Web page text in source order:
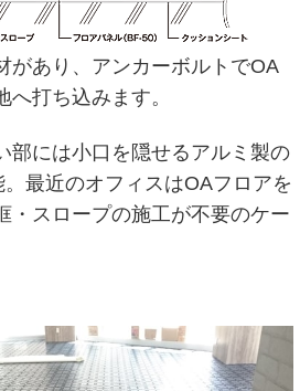
があり、アンカーボルトでOA
打ち込みます。
部には小口を隠せるアルミ製の
最近のオフィスはOAフロアを
・スロープの施工が不要のケー